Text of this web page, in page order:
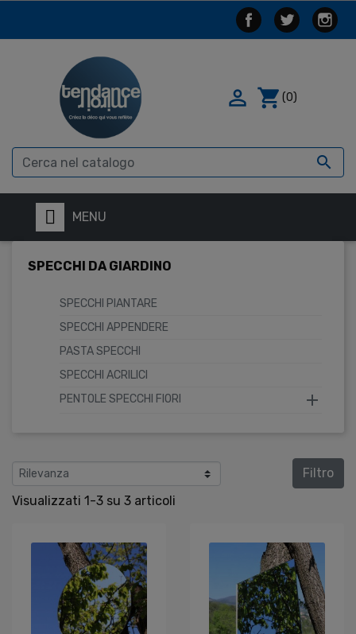

 shopping_cart (0)
MENU
SPECCHI DA GIARDINO
SPECCHI PIANTARE
SPECCHI APPENDERE
PASTA SPECCHI
SPECCHI ACRILICI
PENTOLE SPECCHI FIORI

Filtro
Visualizzati 1-3 su 3 articoli